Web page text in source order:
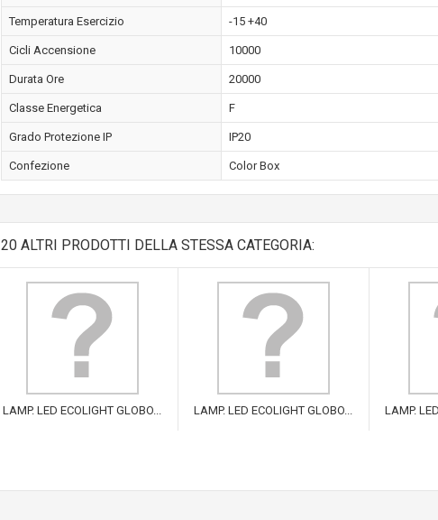
Temperatura Esercizio -15 +40
Cicli Accensione 10000
Durata Ore 20000
Classe Energetica F
Grado Protezione IP IP20
Confezione Color Box
20 ALTRI PRODOTTI DELLA STESSA CATEGORIA:
LAMP. LED ECOLIGHT GLOBO... LAMP. LED ECOLIGHT GLOBO... LAMP.